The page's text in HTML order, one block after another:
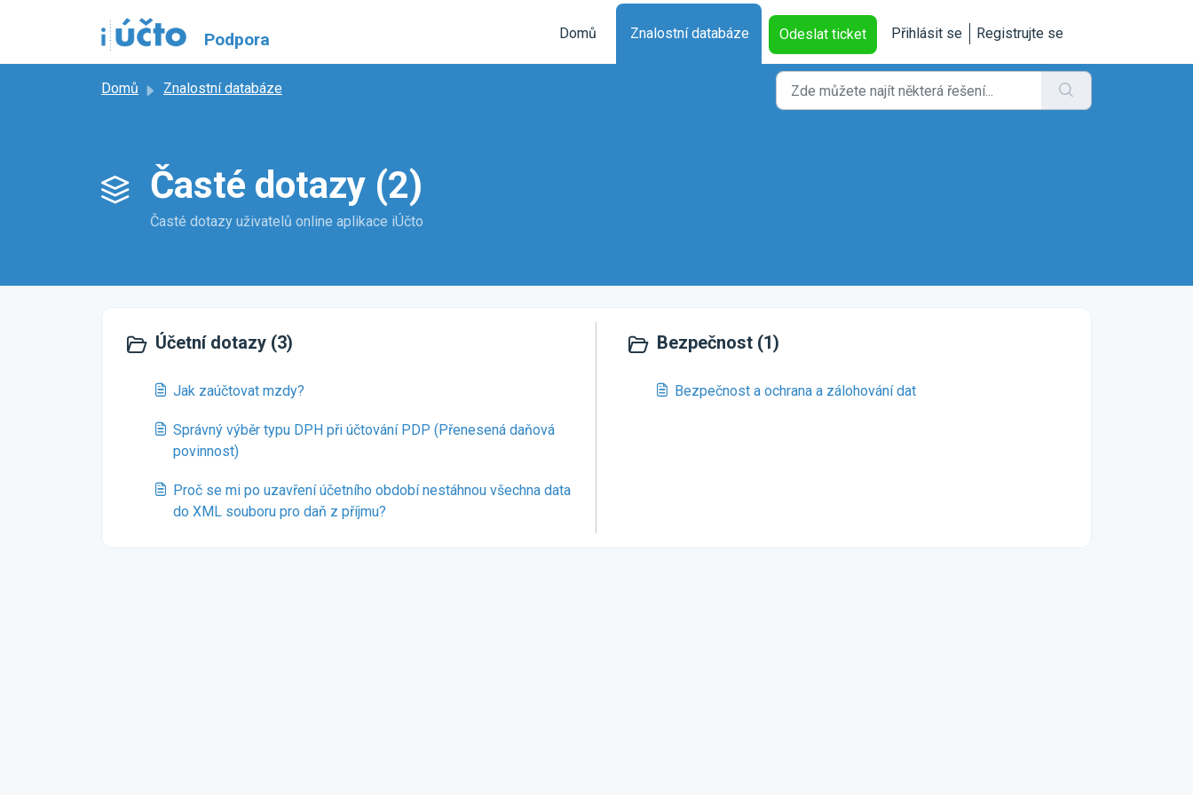
Podpora Domů Znalostní databáze Odeslat ticket Přihlásit se Registrujte se
Domů Znalostní databáze
Časté dotazy (2)
Časté dotazy uživatelů online aplikace iÚčto
Účetní dotazy (3)
Jak zaúčtovat mzdy?
Správný výběr typu DPH při účtování PDP (Přenesená daňová
povinnost)
Proč se mi po uzavření účetního období nestáhnou všechna data
do XML souboru pro daň z příjmu?
Bezpečnost (1)
Bezpečnost a ochrana a zálohování dat